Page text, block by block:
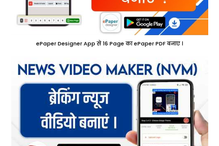
ePaper Designer App से 16 Page का ePaper PDF बनाए ।